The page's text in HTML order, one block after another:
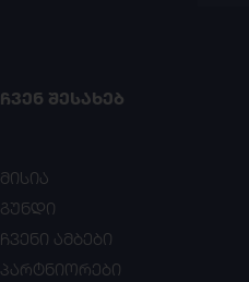
ᲩᲕᲔᲜ ᲨᲔᲡᲐᲮᲔᲑ
მისია
გუნდი
ჩვენი ამბები
პარტნიორები